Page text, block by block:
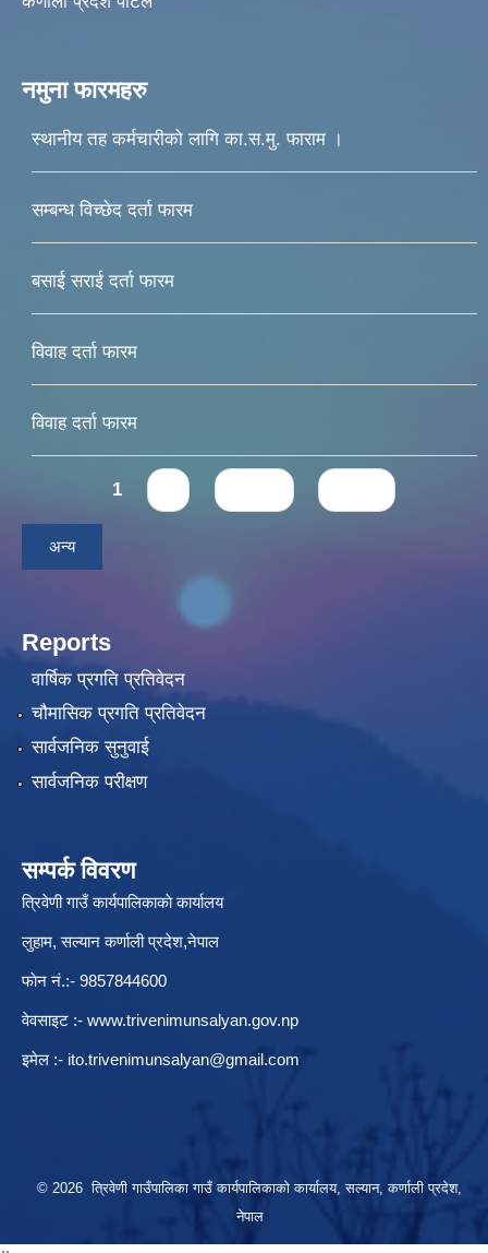
नमुना फारमहरु
स्थानीय तह कर्मचारीको लागि का.स.मु. फाराम ।
सम्बन्ध विच्छेद दर्ता फारम
बसाई सराई दर्ता फारम
विवाह दर्ता फारम
विवाह दर्ता फारम
Pages1
अन्य
Reports
वार्षिक प्रगति प्रतिवेदन
चौमासिक प्रगति प्रतिवेदन
सार्वजनिक सुनुवाई
सार्वजनिक परीक्षण
सम्पर्क विवरण
त्रिवेणी गाउँ कार्यपालिकाकाे कार्यालय
लुहाम, सल्यान कर्णाली प्रदेश,नेपाल
फाेन नं.:- 9857844600
वेवसाइट :- www.trivenimunsalyan.gov.np
इमेल :- ito.trivenimunsalyan@gmail.com
© 2026 त्रिवेणी गाउँपालिका गाउँ कार्यपालिकाकाे कार्यालय, सल्यान, कर्णाली प्रदेश,
नेपाल